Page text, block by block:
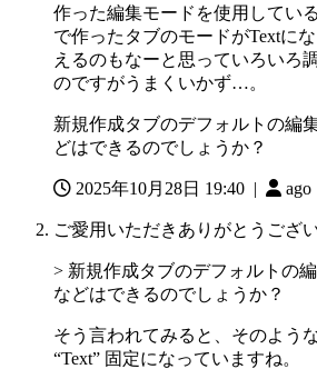
作った編集モードを使用してい
で作ったタブのモードがTextに
えるのもなーと思っていろいろ
のですがうまくいかず…。
新規作成タブのデフォルトの編
どはできるのでしょうか？
2025年10月28日 19:40 | ago
ご愛用いただきありがとうござい
> 新規作成タブのデフォルトの
などはできるのでしょうか？
そう言われてみると、そのよう
“Text” 固定になっていますね。